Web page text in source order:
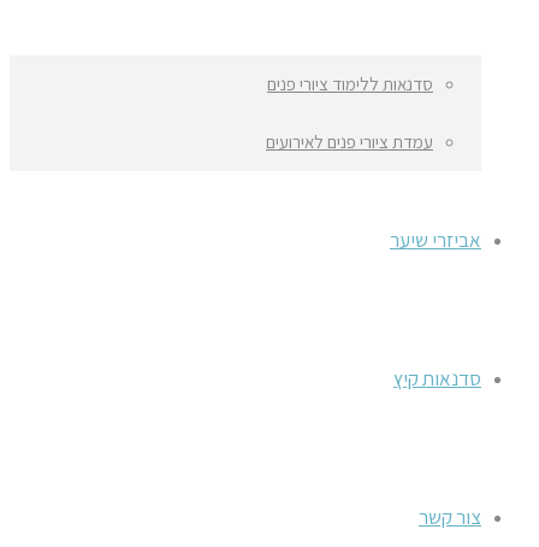
סדנאות ללימוד ציורי פנים
עמדת ציורי פנים לאירועים
אביזרי שיער
סדנאות קיץ
צור קשר